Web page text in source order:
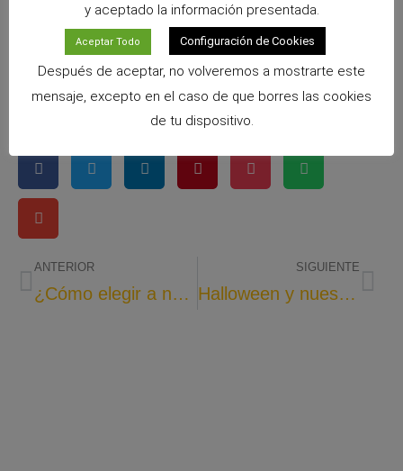
ANTERIOR
¿Cómo elegir a nuestro conejo enano?
SIGUIENTE
Halloween y nuestro conejo enano
y aceptado la información presentada.
Aceptar Todo Configuración de Cookies
Después de aceptar, no volveremos a mostrarte este
mensaje, excepto en el caso de que borres las cookies
de tu dispositivo.